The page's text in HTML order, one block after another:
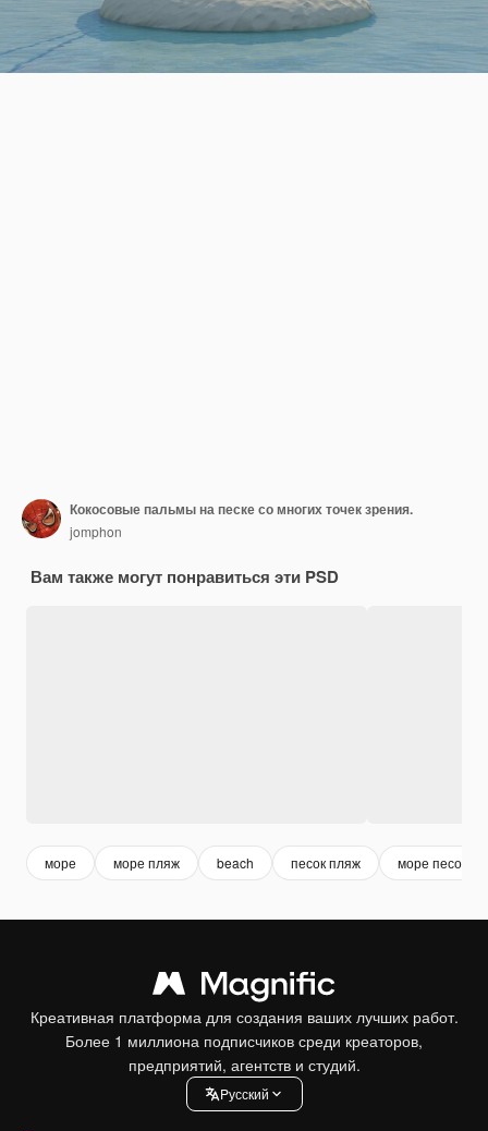
Кокосовые пальмы на песке со многих точек зрения.
jomphon
Вам также могут понравиться эти PSD
море море пляж beach песок пляж море песок
Креативная платформа для создания ваших лучших работ.
Более 1 миллиона подписчиков среди креаторов,
предприятий, агентств и студий.
Pусский